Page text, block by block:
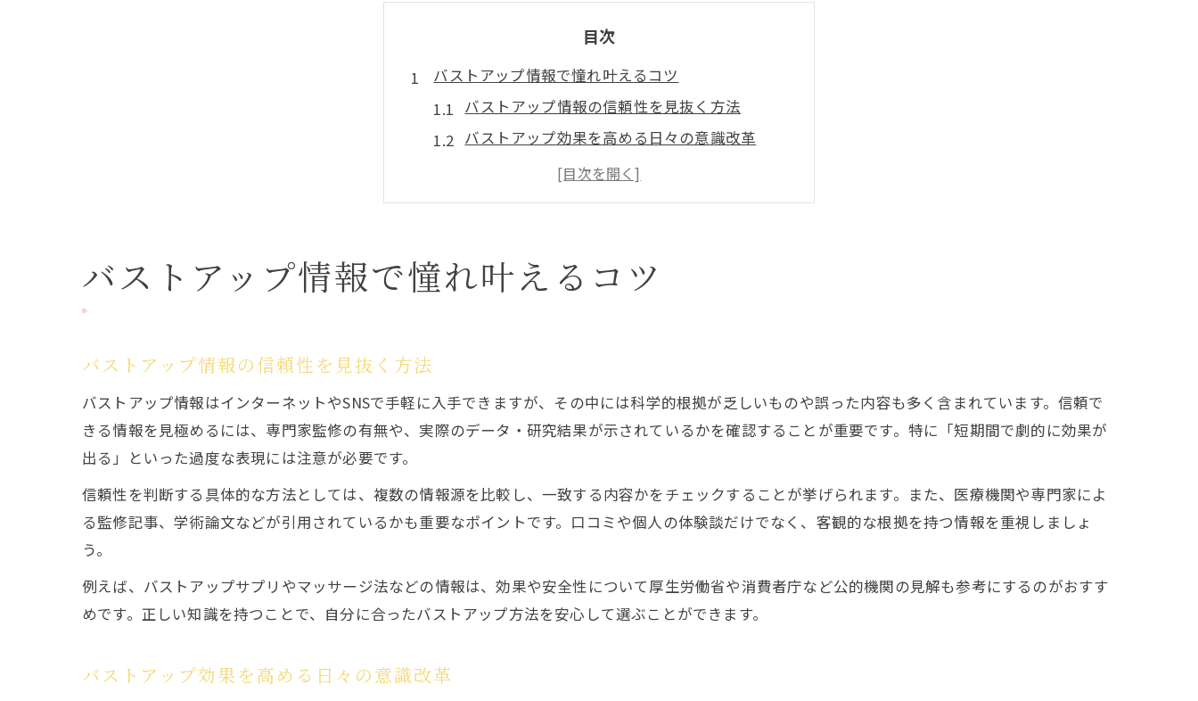
目次
バストアップ情報で憧れ叶えるコツ
バストアップ情報の信頼性を見抜く方法
バストアップ効果を高める日々の意識改革
口コミに惑わされないバストアップ情報活用術
バストアップ方法選びで失敗しないポイント
理想のバストへ導く生活習慣を解説
バストアップと生活習慣改善の関係性とは
生活習慣を変えて実感できるバストアップ方法
バストアップ効果を実感するケアの流れ
セルフケアで変わるバストアップの実体験
手軽にできる自宅バストアップ方法のコツ
バストアップ情報で憧れ叶えるコツ
バストアップ情報の信頼性を見抜く方法
バストアップ情報はインターネットやSNSで手軽に入手できますが、その中には科学的根拠が乏しいものや誤った内容も多く含まれています。信頼で
きる情報を見極めるには、専門家監修の有無や、実際のデータ・研究結果が示されているかを確認することが重要です。特に「短期間で劇的に効果が
出る」といった過度な表現には注意が必要です。
信頼性を判断する具体的な方法としては、複数の情報源を比較し、一致する内容かをチェックすることが挙げられます。また、医療機関や専門家によ
る監修記事、学術論文などが引用されているかも重要なポイントです。口コミや個人の体験談だけでなく、客観的な根拠を持つ情報を重視しましょ
う。
例えば、バストアップサプリやマッサージ法などの情報は、効果や安全性について厚生労働省や消費者庁など公的機関の見解も参考にするのがおすす
めです。正しい知識を持つことで、自分に合ったバストアップ方法を安心して選ぶことができます。
バストアップ効果を高める日々の意識改革